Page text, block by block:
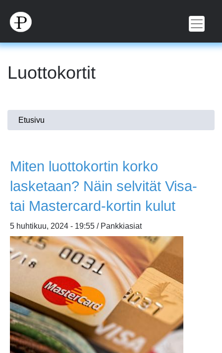
pääsisältöön
Luottokortit
Olet
Etusivu
Miten luottokortin korko
lasketaan? Näin selvität Visa-
tai Mastercard-kortin kulut
5 huhtikuu, 2024 - 19:55 / Pankkiasiat